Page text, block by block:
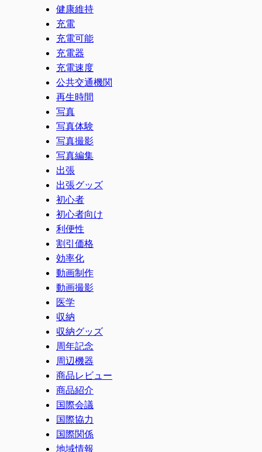
健康維持
充電
充電可能
充電器
充電速度
公共交通機関
再生時間
写真
写真体験
写真撮影
写真編集
出張
出張グッズ
初心者
初心者向け
利便性
割引価格
効率化
動画制作
動画撮影
医学
収納
収納グッズ
周年記念
周辺機器
商品レビュー
商品紹介
国際会議
国際協力
国際関係
地域情報